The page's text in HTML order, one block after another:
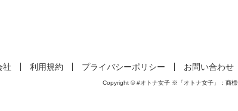
社 利用規約 プライバシーポリシー お問い合わせ
Copyright © #オトナ女子 ※「オトナ女子」：商